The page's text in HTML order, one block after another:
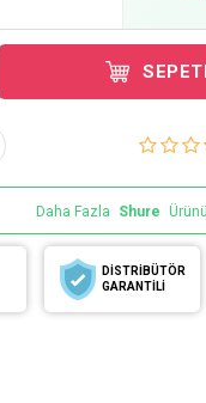
Daha Fazla Shure Ürünü
DİSTRİBÜTÖR
GARANTİLİ